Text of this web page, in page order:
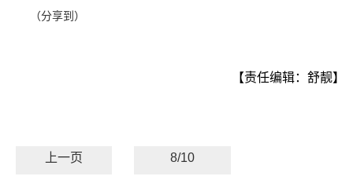
（分享到）
【责任编辑：舒靓】
上一页 8/10